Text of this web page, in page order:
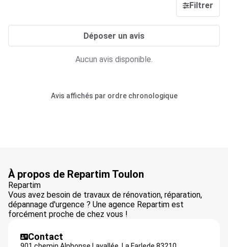
Filtrer
Déposer un avis
Aucun avis disponible.
Avis affichés par ordre chronologique
À propos de Repartim Toulon
Repartim
Vous avez besoin de travaux de rénovation, réparation,
dépannage d'urgence ? Une agence Repartim est
forcément proche de chez vous !
Contact